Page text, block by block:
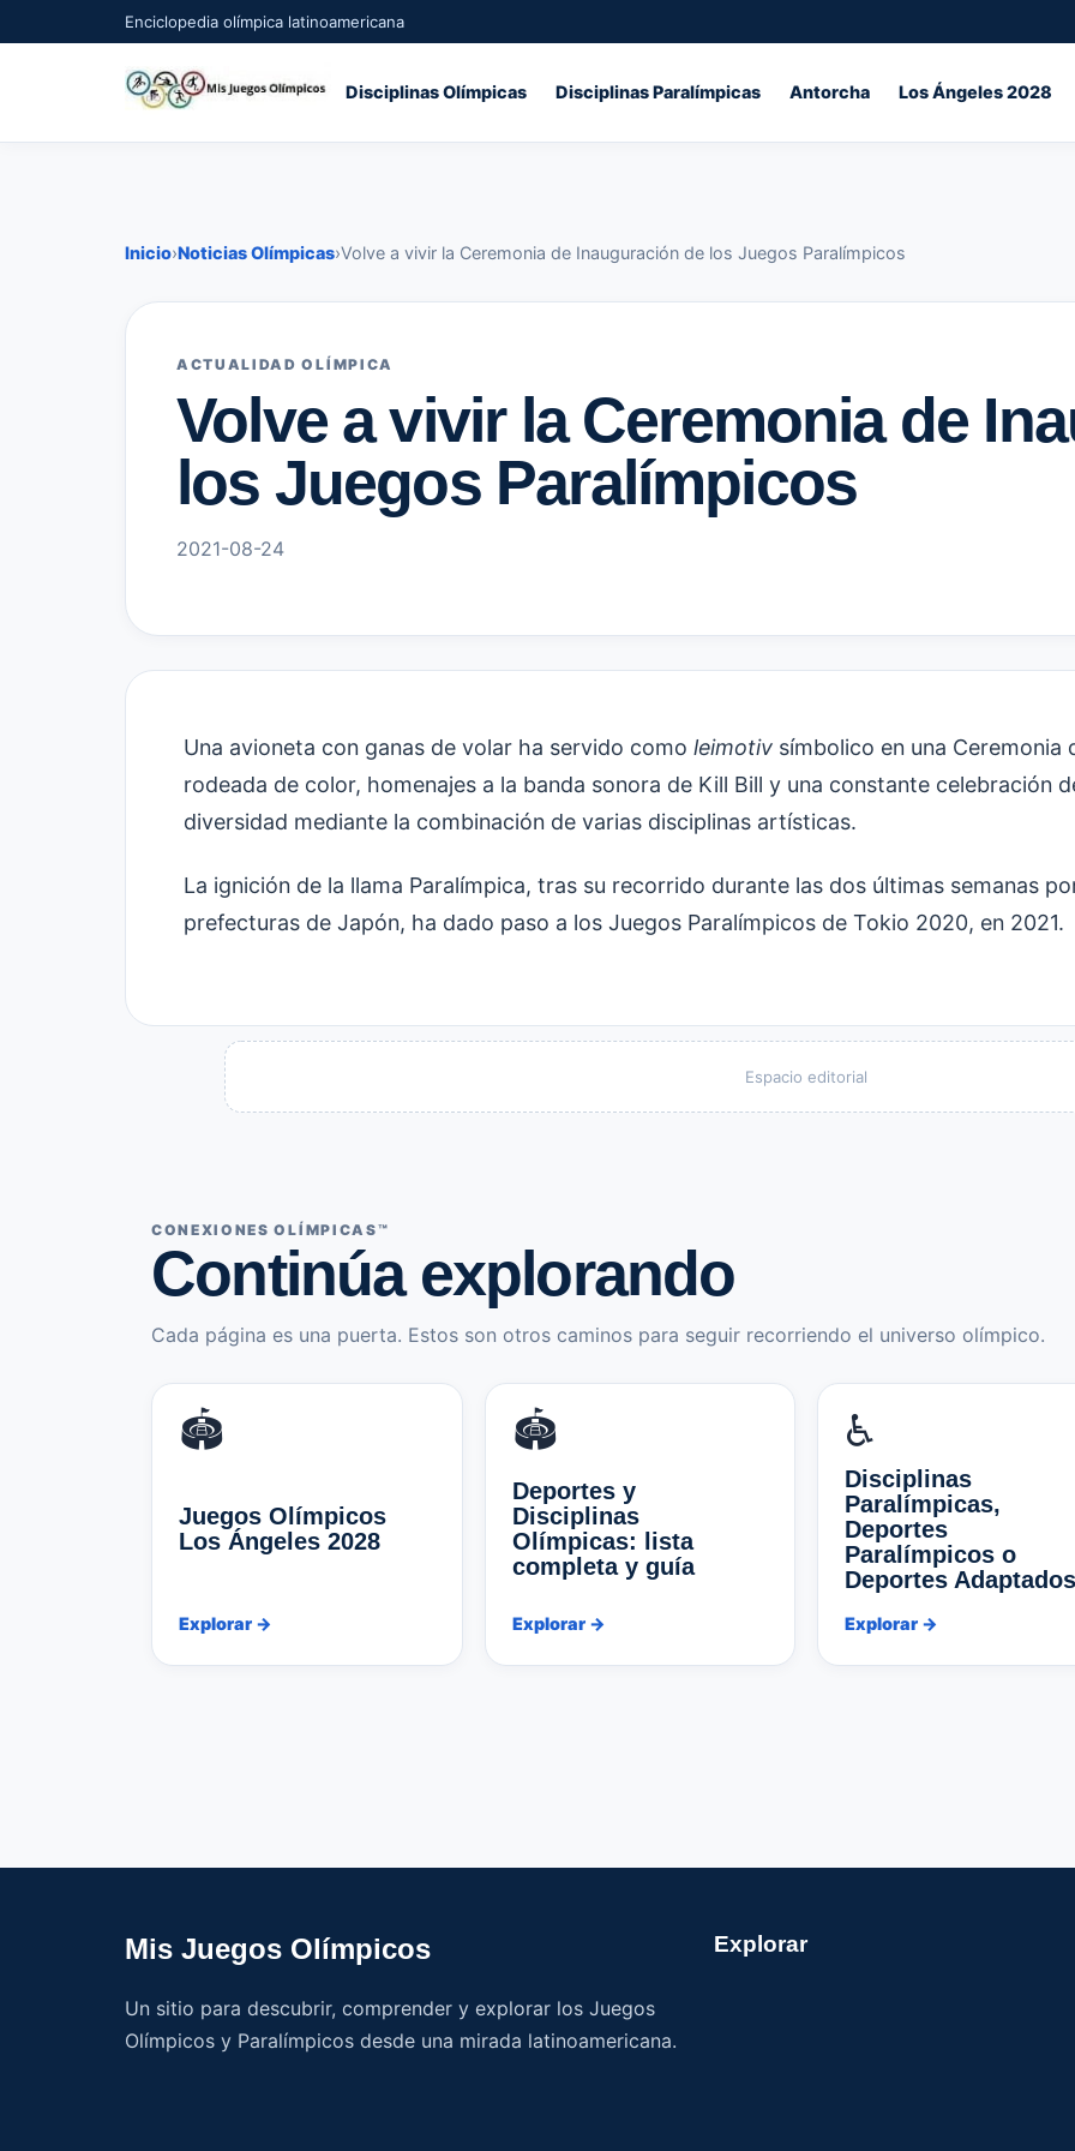
Enciclopedia olímpica latinoamericana
Disciplinas Olímpicas Disciplinas Paralímpicas Antorcha Los Ángeles 2028
Inicio›Noticias Olímpicas›Volve a vivir la Ceremonia de Inauguración de los Juegos Paralímpicos
ACTUALIDAD OLÍMPICA
Volve a vivir la Ceremonia de
los Juegos Paralímpicos
2021-08-24
Una avioneta con ganas de volar ha servido como leimotiv símbolico en una Ceremonia
rodeada de color, homenajes a la banda sonora de Kill Bill y una constante celebración
diversidad mediante la combinación de varias disciplinas artísticas.
La ignición de la llama Paralímpica, tras su recorrido durante las dos últimas semanas
prefecturas de Japón, ha dado paso a los Juegos Paralímpicos de Tokio 2020, en 2021.
Espacio editorial
CONEXIONES OLÍMPICAS™
Continúa explorando
Cada página es una puerta. Estos son otros caminos para seguir recorriendo el universo olímpico.
🏟️
Juegos Olímpicos
Los Ángeles 2028
Explorar →
🏟️
Deportes y
Disciplinas
Olímpicas: lista
completa y guía
Explorar →
♿
Disciplinas
Paralímpicas,
Deportes
Paralímpicos o
Deportes Adaptados
Explorar →
Mis Juegos Olímpicos
Un sitio para descubrir, comprender y explorar los Juegos
Olímpicos y Paralímpicos desde una mirada latinoamericana.
Explorar